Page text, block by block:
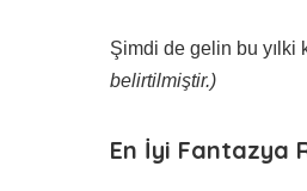
Şimdi de gelin bu yılki
belirtilmiştir.)
En İyi Fantazya